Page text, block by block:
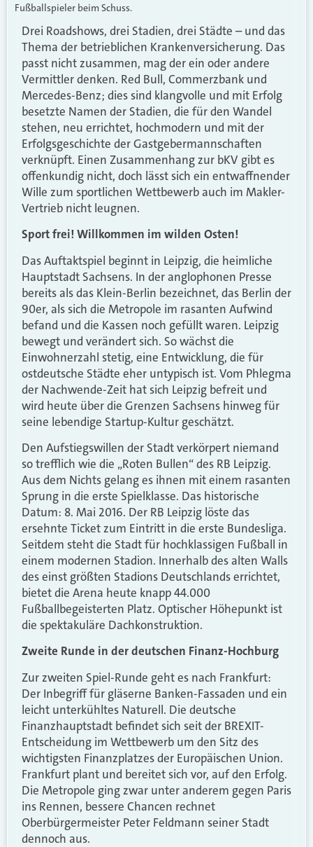
Fußballspieler beim Schuss.
Drei Roadshows, drei Stadien, drei Städte – und das
Thema der betrieblichen Krankenversicherung. Das
passt nicht zusammen, mag der ein oder andere
Vermittler denken. Red Bull, Commerzbank und
Mercedes-Benz; dies sind klangvolle und mit Erfolg
besetzte Namen der Stadien, die für den Wandel
stehen, neu errichtet, hochmodern und mit der
Erfolgsgeschichte der Gastgebermannschaften
verknüpft. Einen Zusammenhang zur bKV gibt es
offenkundig nicht, doch lässt sich ein entwaffnender
Wille zum sportlichen Wettbewerb auch im Makler-
Vertrieb nicht leugnen.
Sport frei! Willkommen im wilden Osten!
Das Auftaktspiel beginnt in Leipzig, die heimliche
Hauptstadt Sachsens. In der anglophonen Presse
bereits als das Klein-Berlin bezeichnet, das Berlin der
90er, als sich die Metropole im rasanten Aufwind
befand und die Kassen noch gefüllt waren. Leipzig
bewegt und verändert sich. So wächst die
Einwohnerzahl stetig, eine Entwicklung, die für
ostdeutsche Städte eher untypisch ist. Vom Phlegma
der Nachwende-Zeit hat sich Leipzig befreit und
wird heute über die Grenzen Sachsens hinweg für
seine lebendige Startup-Kultur geschätzt.
Den Aufstiegswillen der Stadt verkörpert niemand
so trefflich wie die „Roten Bullen“ des RB Leipzig.
Aus dem Nichts gelang es ihnen mit einem rasanten
Sprung in die erste Spielklasse. Das historische
Datum: 8. Mai 2016. Der RB Leipzig löste das
ersehnte Ticket zum Eintritt in die erste Bundesliga.
Seitdem steht die Stadt für hochklassigen Fußball in
einem modernen Stadion. Innerhalb des alten Walls
des einst größten Stadions Deutschlands errichtet,
bietet die Arena heute knapp 44.000
Fußballbegeisterten Platz. Optischer Höhepunkt ist
die spektakuläre Dachkonstruktion.
Zweite Runde in der deutschen Finanz-Hochburg
Zur zweiten Spiel-Runde geht es nach Frankfurt:
Der Inbegriff für gläserne Banken-Fassaden und ein
leicht unterkühltes Naturell. Die deutsche
Finanzhauptstadt befindet sich seit der BREXIT-
Entscheidung im Wettbewerb um den Sitz des
wichtigsten Finanzplatzes der Europäischen Union.
Frankfurt plant und bereitet sich vor, auf den Erfolg.
Die Metropole ging zwar unter anderem gegen Paris
ins Rennen, bessere Chancen rechnet
Oberbürgermeister Peter Feldmann seiner Stadt
dennoch aus.